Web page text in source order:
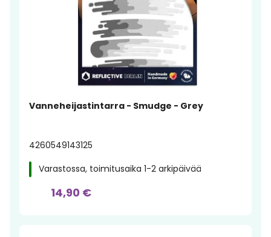
Vanneheijastintarra - Smudge - Grey
4260549143125
Varastossa, toimitusaika 1-2 arkipäivää
14,90 €